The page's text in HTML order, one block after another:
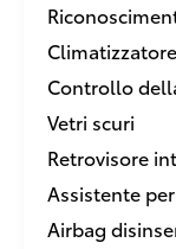
Controllo
Vetri scuri
Retrovisore
Assistente
Airbag